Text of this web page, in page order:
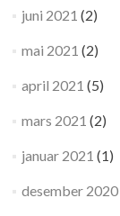
juni 2021 (2)
mai 2021 (2)
april 2021 (5)
mars 2021 (2)
januar 2021 (1)
desember 2020